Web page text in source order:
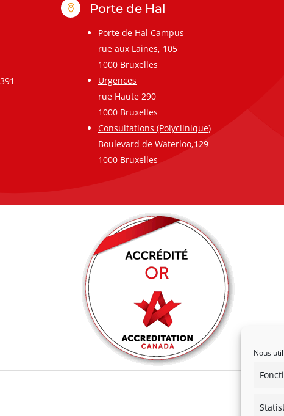
Nous
 Porte de Hal
Porte de Hal Campus
rue aux Laines, 105
1000 Bruxelles
Urgences
rue Haute 290
1000 Bruxelles
Consultations (Polyclinique)
Boulevard de Waterloo,129
1000 Bruxelles